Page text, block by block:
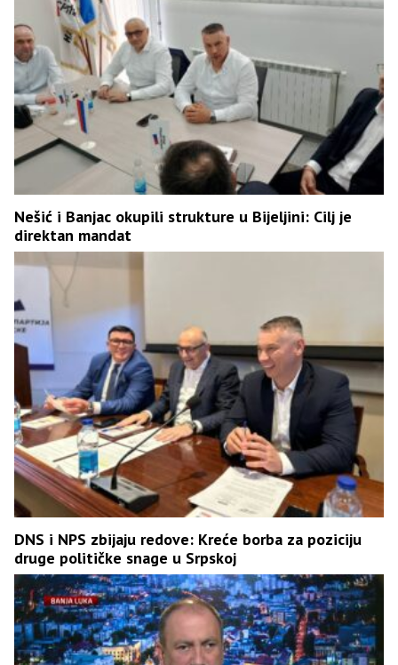
Nešić i Banjac okupili strukture u Bijeljini: Cilj je
direktan mandat
DNS i NPS zbijaju redove: Kreće borba za poziciju
druge političke snage u Srpskoj